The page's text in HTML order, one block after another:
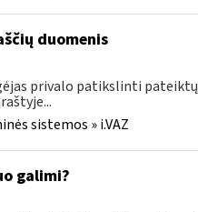
duomenis
privalo patikslinti pateiktų
sistemos » i.VAZ
galimi?